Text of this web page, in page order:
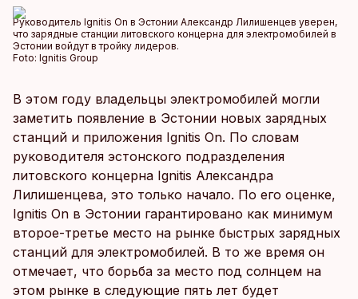
Руководитель Ignitis On в Эстонии Александр Лилишенцев уверен,
что зарядные станции литовского концерна для электромобилей в
Эстонии войдут в тройку лидеров.
Foto: Ignitis Group
В этом году владельцы электромобилей могли
заметить появление в Эстонии новых зарядных
станций и приложения Ignitis On. По словам
руководителя эстонского подразделения
литовского концерна Ignitis Александра
Лилишенцева, это только начало. По его оценке,
Ignitis On в Эстонии гарантировано как минимум
второе-третье место на рынке быстрых зарядных
станций для электромобилей. В то же время он
отмечает, что борьба за место под солнцем на
этом рынке в следующие пять лет будет